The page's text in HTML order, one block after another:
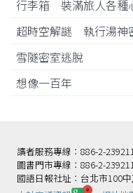
行李箱 裝滿旅人各種
超時空解謎 執行湯神
雪隧密室逃脫
想像一百年
讀者服務專線：886-2-
圖書門市專線：886-2-
國語日報社址：台北市100